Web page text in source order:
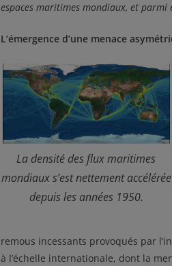
espaces maritimes mondiaux, et parmi
L’émergence d’une menace
La densité des flux maritimes
mondiaux s’est nettement accélérée
depuis les années 1950.
remous incessants provoqués par
à l’échelle internationale, dont la